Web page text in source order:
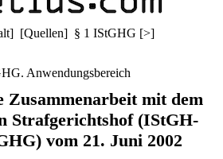
] [Quellen] § 1 IStGHG [>]
Anwendungsbereich
Zusammenarbeit mit dem
Strafgerichtshof (IStGH-
vom 21. Juni 2002